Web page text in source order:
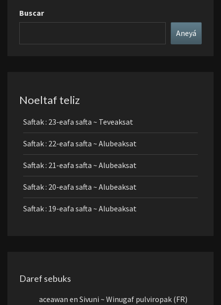
Buscar
Aneyá
Noeltaf teliz
Saftak : 23-eafa safta ~ Teveaksat
Saftak : 22-eafa safta ~ Alubeaksat
Saftak : 21-eafa safta ~ Alubeaksat
Saftak : 20-eafa safta ~ Alubeaksat
Saftak : 19-eafa safta ~ Alubeaksat
Daref sebuks
aceawan en Sivuni ~ Winugaf pulviropak (FR)